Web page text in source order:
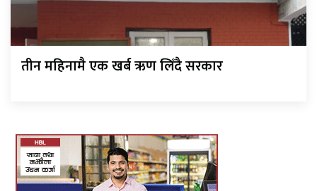
तीन महिनामै एक खर्ब ऋण लिँदै सरकार